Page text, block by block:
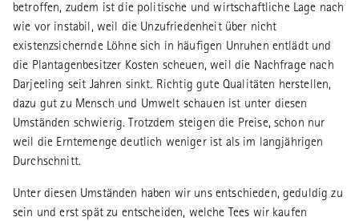
betroffen, zudem ist die politische und wirtschaftliche Lage nach
wie vor instabil, weil die Unzufriedenheit über nicht
existenzsichernde Löhne sich in häufigen Unruhen entlädt und
die Plantagenbesitzer Kosten scheuen, weil die Nachfrage nach
Darjeeling seit Jahren sinkt. Richtig gute Qualitäten herstellen,
dazu gut zu Mensch und Umwelt schauen ist unter diesen
Umständen schwierig. Trotzdem steigen die Preise, schon nur
weil die Erntemenge deutlich weniger ist als im langjährigen
Durchschnitt.
Unter diesen Umständen haben wir uns entschieden, geduldig zu
sein und erst spät zu entscheiden, welche Tees wir kaufen